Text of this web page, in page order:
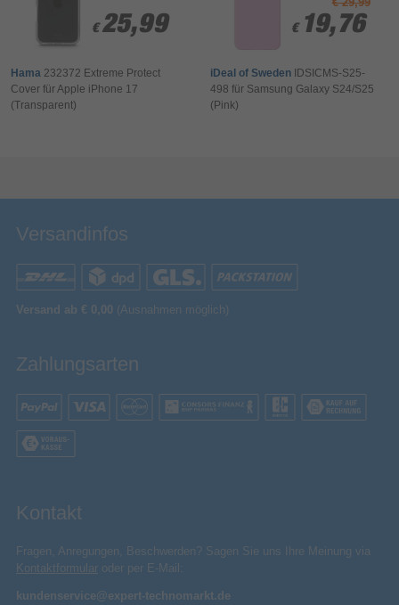
Herstellerartikelnummer
€ 25,99
€ 25,99
Hama 232372 Extreme Protect
Cover für Apple iPhone 17
(Transparent)
€ 19,76
€ 19,76
iDeal of Sweden IDSICMS-S25-
498 für Samsung Galaxy S24/S25
(Pink)
Versandinfos
Versand ab € 0,00 (Ausnahmen möglich)
Zahlungsarten
Kontakt
Fragen, Anregungen, Beschwerden? Sagen Sie uns Ihre Meinung via
Kontaktformular oder per E-Mail:
kundenservice@expert-technomarkt.de